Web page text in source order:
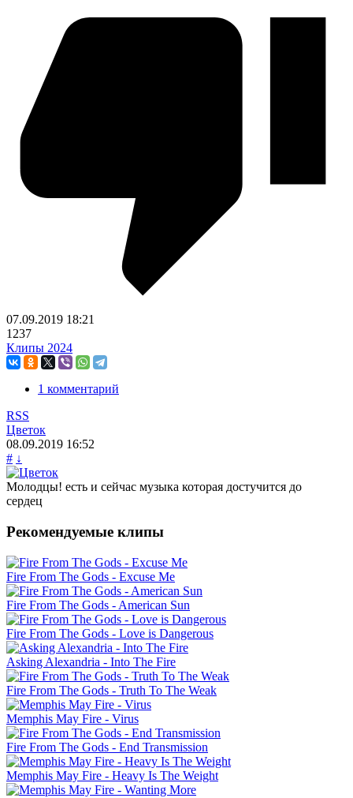
07.09.2019 18:21
1237
Клипы 2024
1 комментарий
RSS
Цветок
08.09.2019 16:52
# ↓
Молодцы! есть и сейчас музыка которая достучится до
сердец
Рекомендуемые клипы
Fire From The Gods - Excuse Me
Fire From The Gods - American Sun
Fire From The Gods - Love is Dangerous
Asking Alexandria - Into The Fire
Fire From The Gods - Truth To The Weak
Memphis May Fire - Virus
Fire From The Gods - End Transmission
Memphis May Fire - Heavy Is The Weight